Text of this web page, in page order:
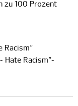
zu 100 Prozent
Racism“
Hate Racism“-